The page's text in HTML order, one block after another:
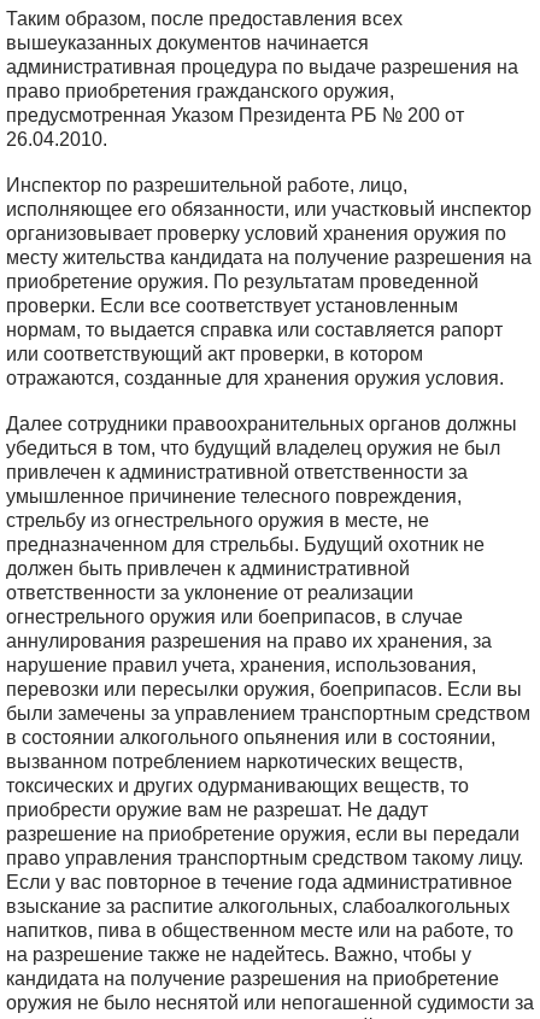
Таким образом, после предоставления всех
вышеуказанных документов начинается
административная процедура по выдаче разрешения на
право приобретения гражданского оружия,
предусмотренная Указом Президента РБ № 200 от
26.04.2010.
Инспектор по разрешительной работе, лицо,
исполняющее его обязанности, или участковый инспектор
организовывает проверку условий хранения оружия по
месту жительства кандидата на получение разрешения на
приобретение оружия. По результатам проведенной
проверки. Если все соответствует установленным
нормам, то выдается справка или составляется рапорт
или соответствующий акт проверки, в котором
отражаются, созданные для хранения оружия условия.
Далее сотрудники правоохранительных органов должны
убедиться в том, что будущий владелец оружия не был
привлечен к административной ответственности за
умышленное причинение телесного повреждения,
стрельбу из огнестрельного оружия в месте, не
предназначенном для стрельбы. Будущий охотник не
должен быть привлечен к административной
ответственности за уклонение от реализации
огнестрельного оружия или боеприпасов, в случае
аннулирования разрешения на право их хранения, за
нарушение правил учета, хранения, использования,
перевозки или пересылки оружия, боеприпасов. Если вы
были замечены за управлением транспортным средством
в состоянии алкогольного опьянения или в состоянии,
вызванном потреблением наркотических веществ,
токсических и других одурманивающих веществ, то
приобрести оружие вам не разрешат. Не дадут
разрешение на приобретение оружия, если вы передали
право управления транспортным средством такому лицу.
Если у вас повторное в течение года административное
взыскание за распитие алкогольных, слабоалкогольных
напитков, пива в общественном месте или на работе, то
на разрешение также не надейтесь. Важно, чтобы у
кандидата на получение разрешения на приобретение
оружия не было неснятой или непогашенной судимости за